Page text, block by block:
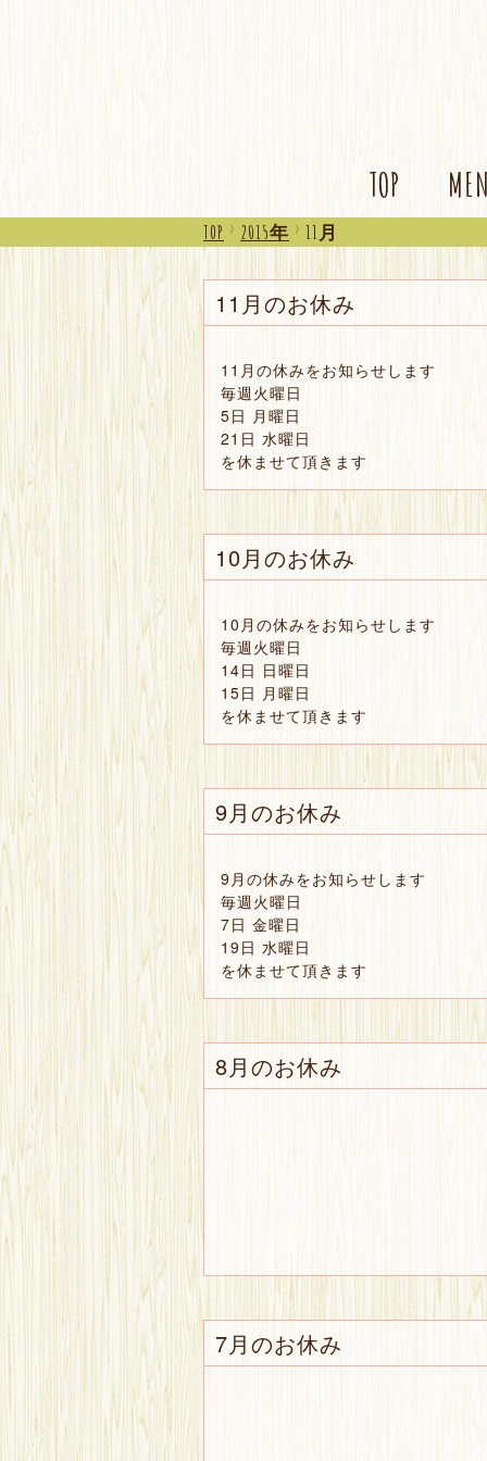
TOP
TOP > 2015年 > 11月
11月のお休み
11月の休みをお知らせします
毎週火曜日
5日 月曜日
21日 水曜日
を休ませて頂きます
10月のお休み
10月の休みをお知らせします
毎週火曜日
14日 日曜日
15日 月曜日
を休ませて頂きます
9月のお休み
9月の休みをお知らせします
毎週火曜日
7日 金曜日
19日 水曜日
を休ませて頂きます
8月のお休み
7月のお休み